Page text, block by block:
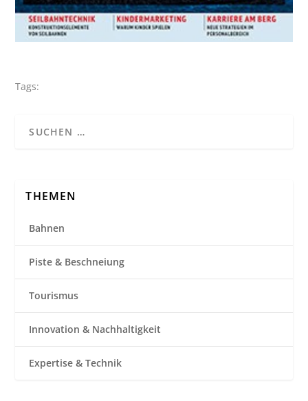
Tags:
THEMEN
Bahnen
Piste & Beschneiung
Tourismus
Innovation & Nachhaltigkeit
Expertise & Technik